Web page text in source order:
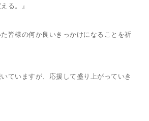
る。』
皆様の何か良いきっかけになることを祈
ていますが、応援して盛り上がっていき